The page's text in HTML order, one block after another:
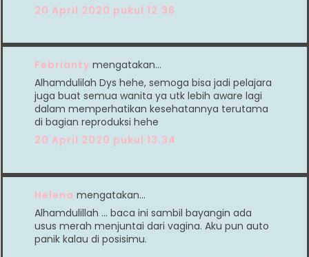
20 April 2020 pukul 12.36
Febrianty mengatakan…
Alhamdulilah Dys hehe, semoga bisa jadi pelajara
juga buat semua wanita ya utk lebih aware lagi
dalam memperhatikan kesehatannya terutama
di bagian reproduksi hehe
20 April 2020 pukul 13.34
Helena mengatakan…
Alhamdulillah ... baca ini sambil bayangin ada
usus merah menjuntai dari vagina. Aku pun auto
panik kalau di posisimu.